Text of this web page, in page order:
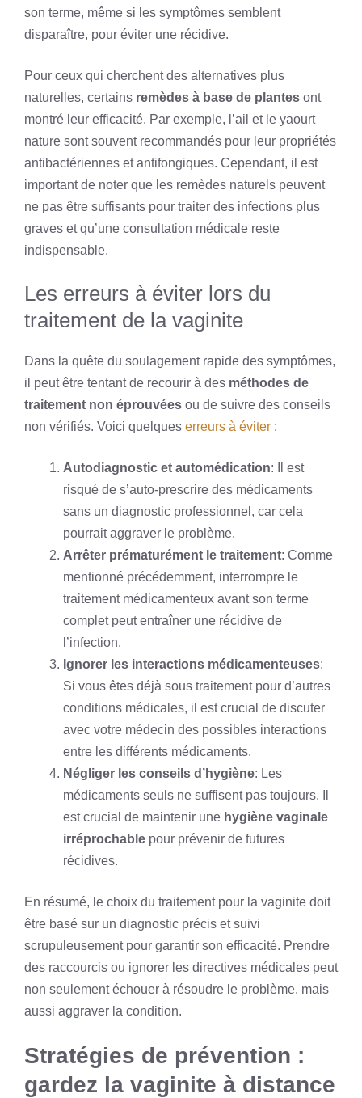
son terme, même si les symptômes semblent
disparaître, pour éviter une récidive.
Pour ceux qui cherchent des alternatives plus
naturelles, certains remèdes à base de plantes ont
montré leur efficacité. Par exemple, l’ail et le yaourt
nature sont souvent recommandés pour leur propriétés
antibactériennes et antifongiques. Cependant, il est
important de noter que les remèdes naturels peuvent
ne pas être suffisants pour traiter des infections plus
graves et qu’une consultation médicale reste
indispensable.
Les erreurs à éviter lors du
traitement de la vaginite
Dans la quête du soulagement rapide des symptômes,
il peut être tentant de recourir à des méthodes de
traitement non éprouvées ou de suivre des conseils
non vérifiés. Voici quelques erreurs à éviter :
Autodiagnostic et automédication: Il est
risqué de s’auto-prescrire des médicaments
sans un diagnostic professionnel, car cela
pourrait aggraver le problème.
Arrêter prématurément le traitement: Comme
mentionné précédemment, interrompre le
traitement médicamenteux avant son terme
complet peut entraîner une récidive de
l’infection.
Ignorer les interactions médicamenteuses:
Si vous êtes déjà sous traitement pour d’autres
conditions médicales, il est crucial de discuter
avec votre médecin des possibles interactions
entre les différents médicaments.
Négliger les conseils d’hygiène: Les
médicaments seuls ne suffisent pas toujours. Il
est crucial de maintenir une hygiène vaginale
irréprochable pour prévenir de futures
récidives.
En résumé, le choix du traitement pour la vaginite doit
être basé sur un diagnostic précis et suivi
scrupuleusement pour garantir son efficacité. Prendre
des raccourcis ou ignorer les directives médicales peut
non seulement échouer à résoudre le problème, mais
aussi aggraver la condition.
Stratégies de prévention :
gardez la vaginite à distance